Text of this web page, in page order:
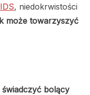
, niedokrwistości
może towarzyszyć
bolący